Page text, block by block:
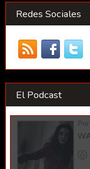
Redes Sociales
El Podcast